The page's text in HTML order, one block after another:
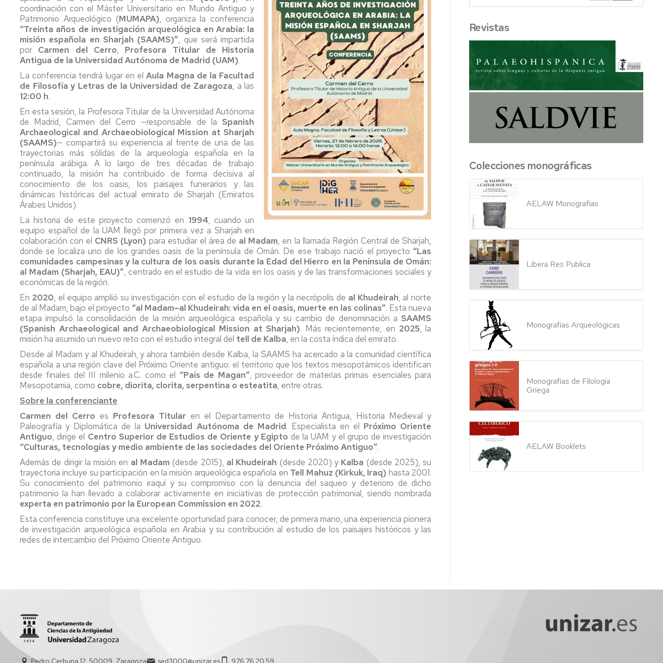
DE
DOCTORADO
CIENCIAS
ANTIGÜEDAD
PROGRAMA
DOCTORADO
PATRIMONIO,
SOCIEDADES
ESPACIOS
FRONTERA
coordinación con el Máster Universitario en Mundo Antiguo y
Patrimonio Arqueológico (MUMAPA), organiza la conferencia
“Treinta años de investigación arqueológica en Arabia: la
misión española en Sharjah (SAAMS)”, que será impartida
por Carmen del Cerro, Profesora Titular de Historia
Antigua de la Universidad Autónoma de Madrid (UAM).
La conferencia tendrá lugar en elAula Magna de la Facultad
de Filosofía y Letras de la Universidad de Zaragoza, a las
12:00 h.
En esta sesión, la Profesora Titular de la Universidad Autónoma
de Madrid, Carmen del Cerro —responsable de la Spanish
Archaeological and Archaeobiological Mission at Sharjah
(SAAMS)— compartirá su experiencia al frente de una de las
trayectorias más sólidas de la arqueología española en la
península arábiga. A lo largo de tres décadas de trabajo
continuado, la misión ha contribuido de forma decisiva al
conocimiento de los oasis, los paisajes funerarios y las
dinámicas históricas del actual emirato de Sharjah (Emiratos
Árabes Unidos).
La historia de este proyecto comenzó en 1994, cuando un
equipo español de la UAM llegó por primera vez a Sharjah en
colaboración con el CNRS (Lyon) para estudiar el área de al Madam, en la llamada Región Central de Sharjah,
donde se localiza uno de los grandes oasis de la península de Omán. De ese trabajo nació el proyecto “Las
comunidades campesinas y la cultura de los oasis durante la Edad del Hierro en la Península de Omán:
al Madam (Sharjah, EAU)”, centrado en el estudio de la vida en los oasis y de las transformaciones sociales y
económicas de la región.
En 2020, el equipo amplió su investigación con el estudio de la región y la necrópolis de al Khudeirah, al norte
de al Madam, bajo el proyecto “al Madam–al Khudeirah: vida en el oasis, muerte en las colinas”. Esta nueva
etapa impulsó la consolidación de la misión arqueológica española y su cambio de denominación a SAAMS
(Spanish Archaeological and Archaeobiological Mission at Sharjah). Más recientemente, en 2025, la
misión ha asumido un nuevo reto con el estudio integral del tell de Kalba, en la costa índica del emirato.
Desde al Madam y al Khudeirah, y ahora también desde Kalba, la SAAMS ha acercado a la comunidad científica
española a una región clave del Próximo Oriente antiguo: el territorio que los textos mesopotámicos identifican
desde finales del III milenio a.C. como el “País de Magan”, proveedor de materias primas esenciales para
Mesopotamia, como cobre, diorita, clorita, serpentina o esteatita, entre otras.
Sobre la conferenciante
Carmen del Cerro es Profesora Titular en el Departamento de Historia Antigua, Historia Medieval y
Paleografía y Diplomática de la Universidad Autónoma de Madrid. Especialista en el Próximo Oriente
Antiguo, dirige el Centro Superior de Estudios de Oriente y Egipto de la UAM y el grupo de investigación
“Culturas, tecnologías y medio ambiente de las sociedades del Oriente Próximo Antiguo”.
Además de dirigir la misión en al Madam (desde 2015), al Khudeirah (desde 2020) y Kalba (desde 2025), su
trayectoria incluye su participación en la misión arqueológica española en Tell Mahuz (Kirkuk, Iraq) hasta 2001.
Su conocimiento del patrimonio iraquí y su compromiso con la denuncia del saqueo y deterioro de dicho
patrimonio la han llevado a colaborar activamente en iniciativas de protección patrimonial, siendo nombrada
experta en patrimonio por la European Commission en 2022.
Esta conferencia constituye una excelente oportunidad para conocer, de primera mano, una experiencia pionera
de investigación arqueológica española en Arabia y su contribución al estudio de los paisajes históricos y las
redes de intercambio del Próximo Oriente Antiguo.
Revistas
Colecciones monográficas
AELAW Monografías
Libera Res Publica
Monografías Arqueológicas
Monografías de Filología
Griega
AELAW Booklets
Pedro Cerbuna 12, 50009, Zaragoza sed3000@unizar.es 976 76 20 59